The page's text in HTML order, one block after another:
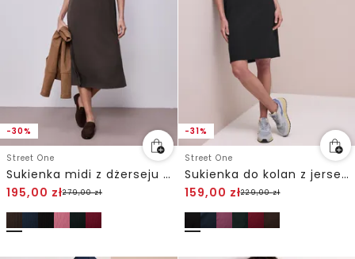
-30%
Street One
Sukienka midi z dżerseju o strukturze w prążki
195,00 zł279,00zł
-31%
Street One
Sukienka do kolan z jerseyu
159,00 zł229,00zł